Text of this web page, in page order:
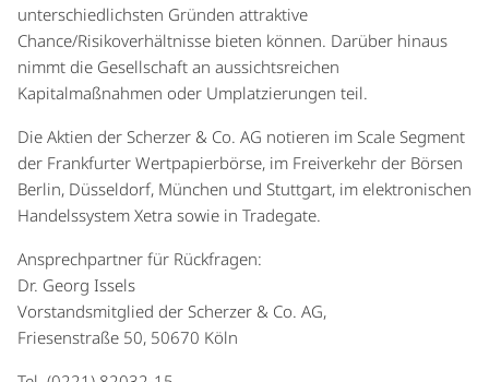
unterschiedlichsten Gründen attraktive
Chance/Risikoverhältnisse bieten können. Darüber hinaus
nimmt die Gesellschaft an aussichtsreichen
Kapitalmaßnahmen oder Umplatzierungen teil.
Die Aktien der Scherzer & Co. AG notieren im Scale Segment
der Frankfurter Wertpapierbörse, im Freiverkehr der Börsen
Berlin, Düsseldorf, München und Stuttgart, im elektronischen
Handelssystem Xetra sowie in Tradegate.
Ansprechpartner für Rückfragen:
Dr. Georg Issels
Vorstandsmitglied der Scherzer & Co. AG,
Friesenstraße 50, 50670 Köln